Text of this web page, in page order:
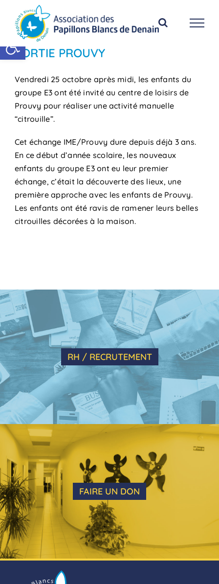
Ouvrir la barre d’outils
contenu
SORTIE PROUVY
Vendredi 25 octobre après midi, les enfants du
groupe E3 ont été invité au centre de loisirs de
Prouvy pour réaliser une activité manuelle
“citrouille”.
Cet échange IME/Prouvy dure depuis déjà 3 ans.
En ce début d’année scolaire, les nouveaux
enfants du groupe E3 ont eu leur premier
échange, c’était la découverte des lieux, une
première approche avec les enfants de Prouvy.
Les enfants ont été ravis de ramener leurs belles
citrouilles décorées à la maison.
RH / RECRUTEMENT
FAIRE UN DON